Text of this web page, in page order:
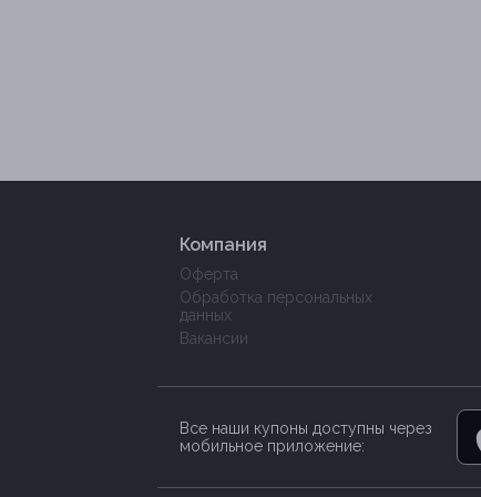
Компания
Оферта
Обработка персональных
данных
Вакансии
Все наши купоны доступны через
мобильное приложение: